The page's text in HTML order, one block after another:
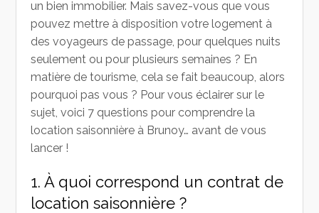
un bien immobilier. Mais savez-vous que vous
pouvez mettre à disposition votre logement à
des voyageurs de passage, pour quelques nuits
seulement ou pour plusieurs semaines ? En
matière de tourisme, cela se fait beaucoup, alors
pourquoi pas vous ? Pour vous éclairer sur le
sujet, voici 7 questions pour comprendre la
location saisonnière à Brunoy… avant de vous
lancer !
1. À quoi correspond un contrat de
location saisonnière ?